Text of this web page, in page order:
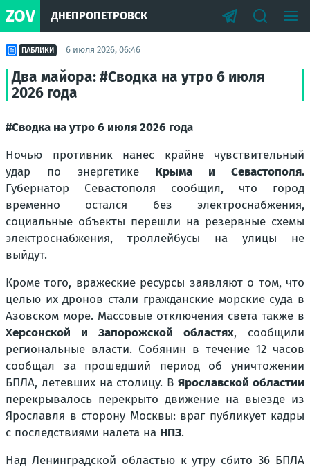
ZOV ДНЕПРОПЕТРОВСК
ПАБЛИКИ 6 июля 2026, 06:46
Два майора: #Сводка на утро 6 июля
2026 года
#Сводка на утро 6 июля 2026 года
Ночью противник нанес крайне чувствительный
удар по энергетике Крыма и Севастополя.
Губернатор Севастополя сообщил, что город
временно остался без электроснабжения,
социальные объекты перешли на резервные схемы
электроснабжения, троллейбусы на улицы не
выйдут.
Кроме того, вражеские ресурсы заявляют о том, что
целью их дронов стали гражданские морские суда в
Азовском море. Массовые отключения света также в
Херсонской и Запорожской областях, сообщили
региональные власти. Собянин в течение 12 часов
сообщал за прошедший период об уничтожении
БПЛА, летевших на столицу. ВЯрославской областии
перекрывалось перекрыто движение на выезде из
Ярославля в сторону Москвы: враг публикует кадры
с последствиями налета на НПЗ.
Над Ленинградской областью к утру сбито 36 БПЛА